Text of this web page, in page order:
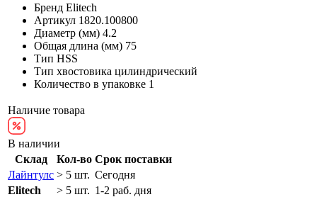
Бренд Elitech
Артикул 1820.100800
Диаметр (мм) 4.2
Общая длина (мм) 75
Тип HSS
Тип хвостовика цилиндрический
Количество в упаковке 1
Наличие товара
В наличии
Склад
Кол-во Срок поставки
Лайнтулс > 5 шт. Сегодня
Elitech
> 5 шт. 1-2 раб. дня